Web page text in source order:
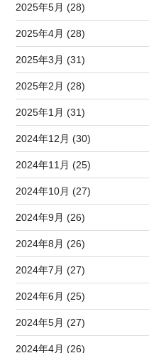
2025年5月 (28)
2025年4月 (28)
2025年3月 (31)
2025年2月 (28)
2025年1月 (31)
2024年12月 (30)
2024年11月 (25)
2024年10月 (27)
2024年9月 (26)
2024年8月 (26)
2024年7月 (27)
2024年6月 (25)
2024年5月 (27)
2024年4月 (26)